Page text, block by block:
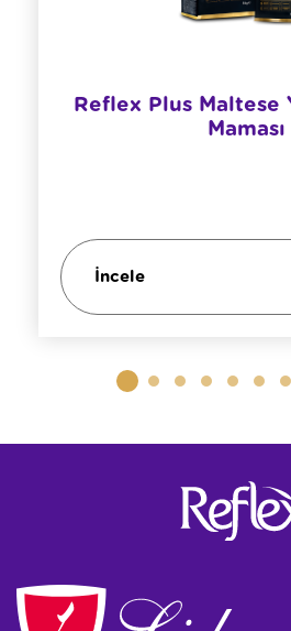
​Reflex Plus Maltese
Maması
İncele